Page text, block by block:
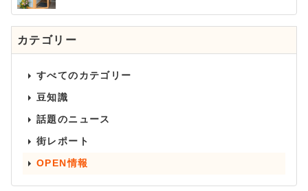
カテゴリー
すべてのカテゴリー
豆知識
話題のニュース
街レポート
OPEN情報